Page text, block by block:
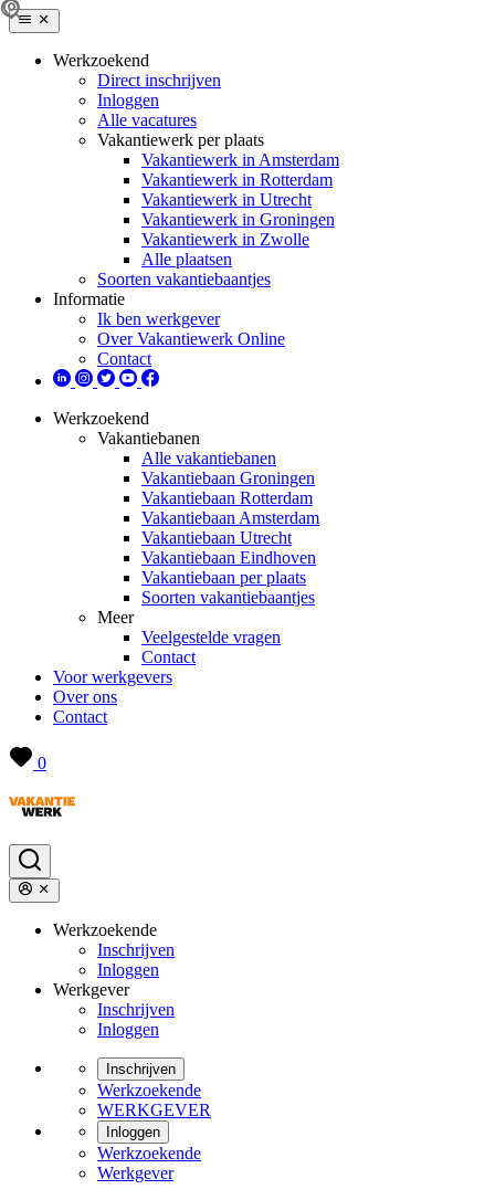
Werkzoekend
Direct inschrijven
Inloggen
Alle vacatures
Vakantiewerk per plaats
Vakantiewerk in Amsterdam
Vakantiewerk in Rotterdam
Vakantiewerk in Utrecht
Vakantiewerk in Groningen
Vakantiewerk in Zwolle
Alle plaatsen
Soorten vakantiebaantjes
Informatie
Ik ben werkgever
Over Vakantiewerk Online
Contact
Werkzoekend
Vakantiebanen
Alle vakantiebanen
Vakantiebaan Groningen
Vakantiebaan Rotterdam
Vakantiebaan Amsterdam
Vakantiebaan Utrecht
Vakantiebaan Eindhoven
Vakantiebaan per plaats
Soorten vakantiebaantjes
Meer
Veelgestelde vragen
Contact
Voor werkgevers
Over ons
Contact
0
Werkzoekende
Inschrijven
Inloggen
Werkgever
Inschrijven
Inloggen
Inschrijven
Werkzoekende
WERKGEVER
Inloggen
Werkzoekende
Werkgever